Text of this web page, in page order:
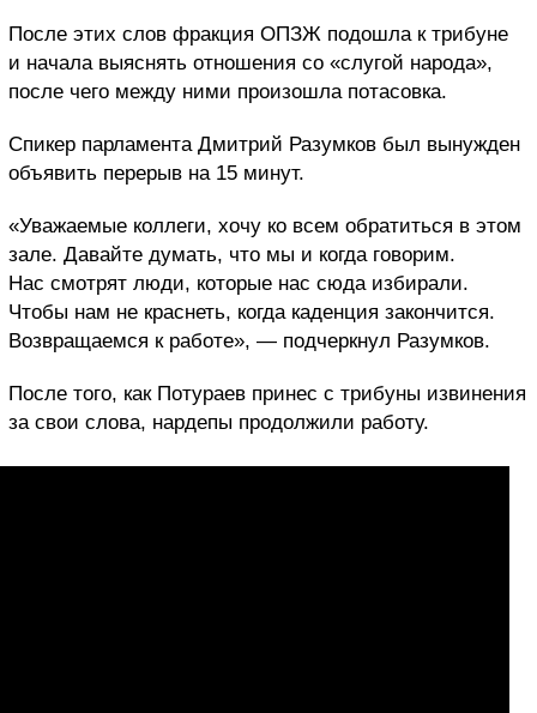
После этих слов фракция ОПЗЖ подошла к трибуне
и начала выяснять отношения со «слугой народа»,
после чего между ними произошла потасовка.
Спикер парламента Дмитрий Разумков был вынужден
объявить перерыв на 15 минут.
«Уважаемые коллеги, хочу ко всем обратиться в этом
зале. Давайте думать, что мы и когда говорим.
Нас смотрят люди, которые нас сюда избирали.
Чтобы нам не краснеть, когда каденция закончится.
Возвращаемся к работе», — подчеркнул Разумков.
После того, как Потураев принес с трибуны извинения
за свои слова, нардепы продолжили работу.